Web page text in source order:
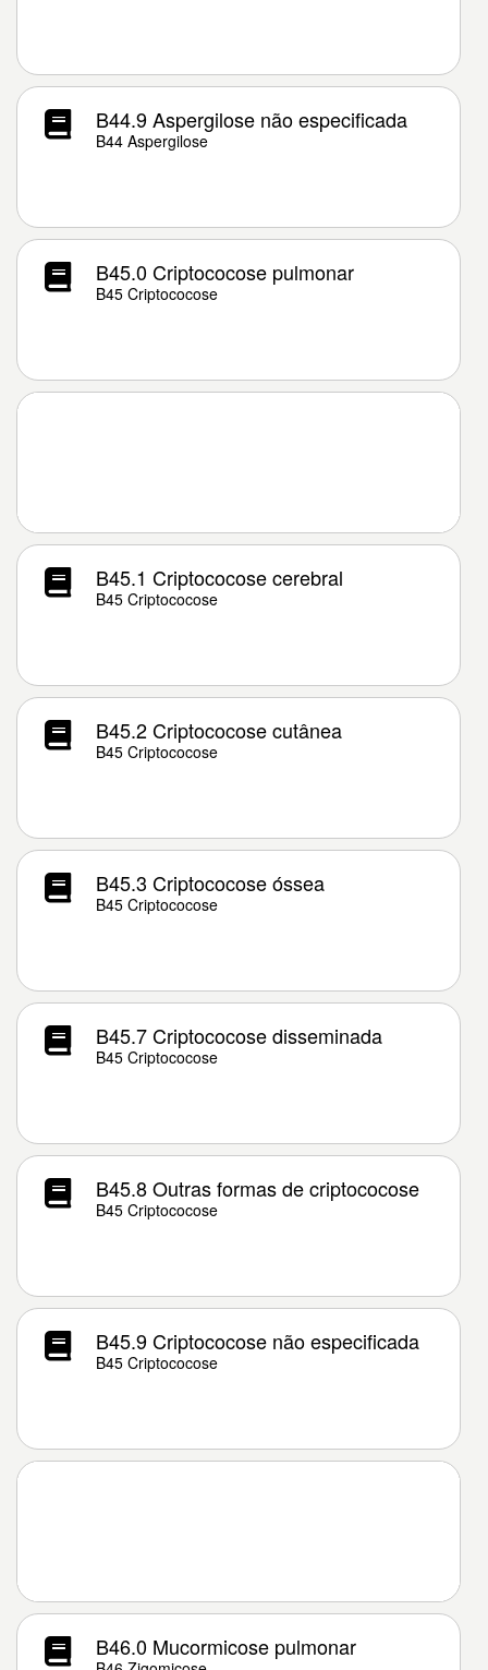
B44.9 Aspergilose não especificada
B44 Aspergilose
B45.0 Criptococose pulmonar
B45 Criptococose
B45.1 Criptococose cerebral
B45 Criptococose
B45.2 Criptococose cutânea
B45 Criptococose
B45.3 Criptococose óssea
B45 Criptococose
B45.7 Criptococose disseminada
B45 Criptococose
B45.8 Outras formas de criptococose
B45 Criptococose
B45.9 Criptococose não especificada
B45 Criptococose
B46.0 Mucormicose pulmonar